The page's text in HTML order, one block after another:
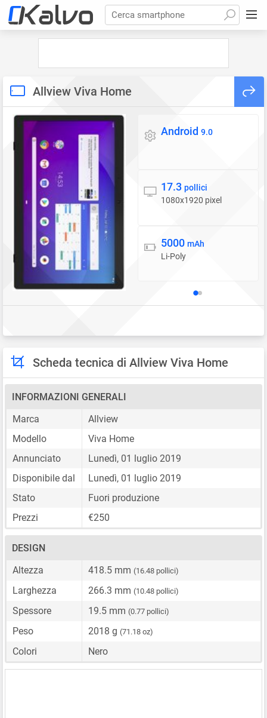
Cerca smartphone
Allview Viva Home
Sistema operativo
Android 9.0
Display
17.3 pollici
1080x1920 pixel
Batteria
5000 mAh
Li-Poly
Scheda tecnica di Allview Viva Home
INFORMAZIONI GENERALI
Marca
Allview
Modello
Viva Home
Annunciato
Lunedì, 01 luglio 2019
Disponibile dal
Lunedì, 01 luglio 2019
Stato
Fuori produzione
Prezzi
€250
DESIGN
Altezza
418.5 mm (16.48 pollici)
Larghezza 266.3 mm (10.48 pollici)
Spessore 19.5 mm (0.77 pollici)
Peso 2018 g (71.18 oz)
Colori Nero